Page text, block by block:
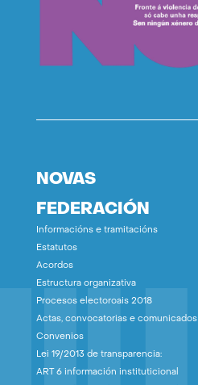
NOVAS
FEDERACIÓN
Informacións e tramitacións
Estatutos
Acordos
Estructura organizativa
Procesos electoroais 2018
Actas, convocatorias e comunicados
Convenios
Lei 19/2013 de transparencia:
ART 6 información instituticional